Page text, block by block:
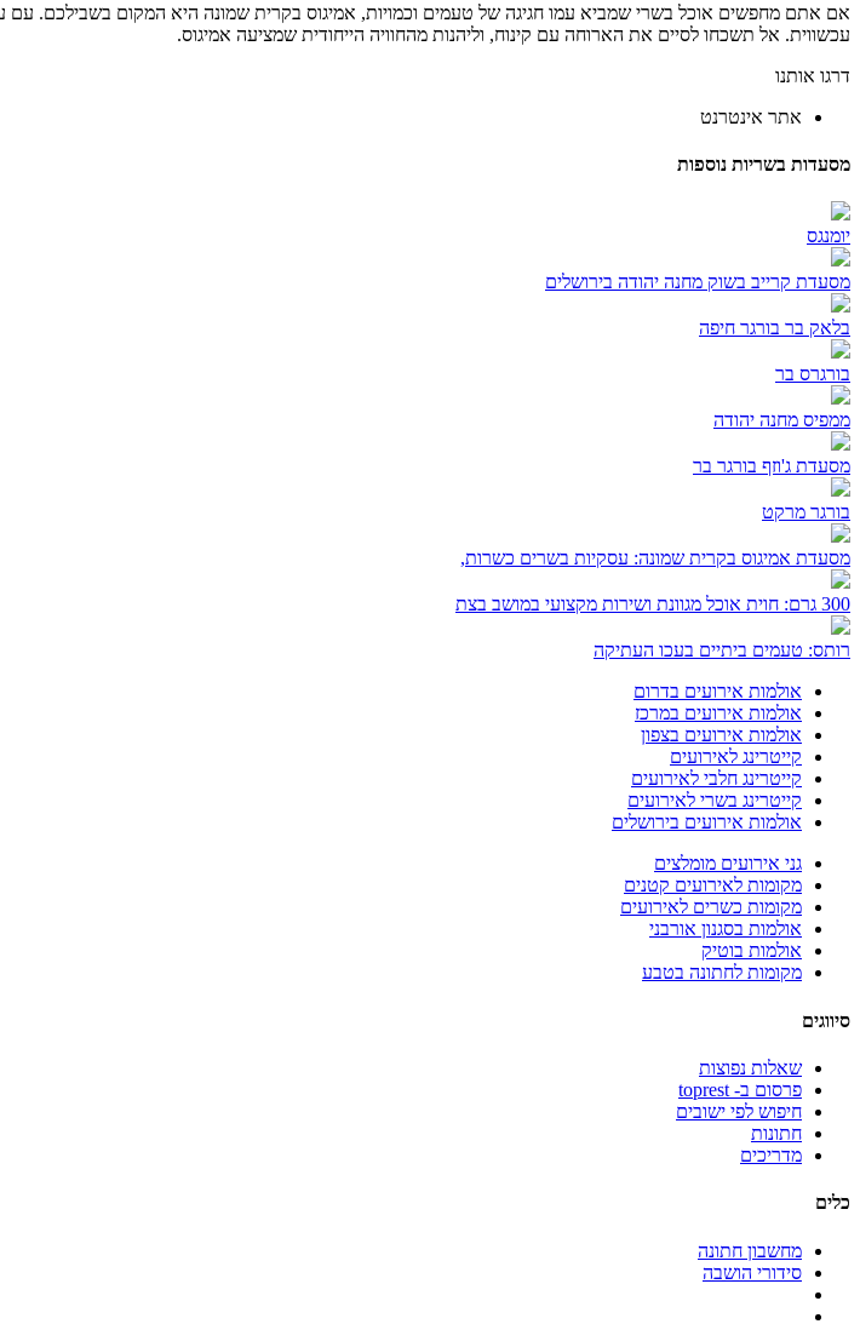
אם אתם מחפשים אוכל בשרי שמביא עמו חגיגה של טעמים וכמויות, אמיגוס בקרית שמונה היא המקום בשבילכם. עם
עכשווית. אל תשכחו לסיים את הארוחה עם קינוח, וליהנות מהחוויה הייחודית שמציעה אמיגוס.
דרגו אותנו
אתר אינטרנט
מסעדות בשריות נוספות
יומנגס
מסעדת קרייב בשוק מחנה יהודה בירושלים
בלאק בר בורגר חיפה
בורגרס בר
ממפיס מחנה יהודה
מסעדת ג'וזף בורגר בר
בורגר מרקט
מסעדת אמיגוס בקרית שמונה: עסקיות בשרים כשרות,
300 גרם: חוית אוכל מגוונת ושירות מקצועי במושב בצת
רותס: טעמים ביתיים בעכו העתיקה
אולמות אירועים בדרום
אולמות אירועים במרכז
אולמות אירועים בצפון
קייטרינג לאירועים
קייטרינג חלבי לאירועים
קייטרינג בשרי לאירועים
אולמות אירועים בירושלים
גני אירועים מומלצים
מקומות לאירועים קטנים
מקומות כשרים לאירועים
אולמות בסגנון אורבני
אולמות בוטיק
מקומות לחתונה בטבע
סיווגים
שאלות נפוצות
פרסום ב- toprest
חיפוש לפי ישובים
חתונות
מדריכים
כלים
מחשבון חתונה
סידורי הושבה